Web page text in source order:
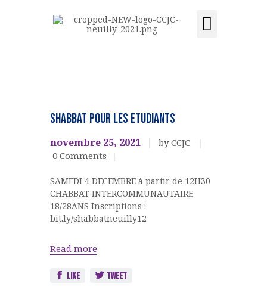
LE CENTRE
ACTIVITÉS ET COURS
CONTACT
ADHÉSION
ACQUISITION DU
DONS
Jeunesse
SHABBAT pour les ETUDIANTS
novembre 25, 2021
by CCJC
0 Comments
SAMEDI 4 DECEMBRE à partir de 12H30
CHABBAT INTERCOMMUNAUTAIRE
18/28ANS Inscriptions :
bit.ly/shabbatneuilly12
Read more
Like Tweet